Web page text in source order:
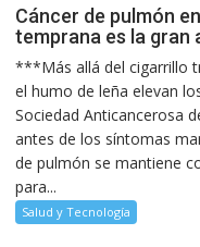
Cáncer de pulmón
temprana es la gran
***Más allá del cigarrillo
el humo de leña elevan
Sociedad Anticancerosa
antes de los síntomas
de pulmón se mantiene
para...
Salud y Tecnología